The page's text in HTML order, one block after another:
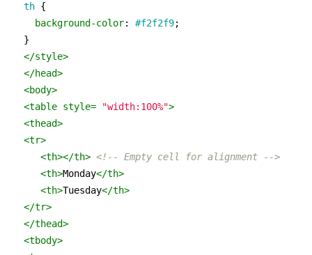
th {
background-color: #f2f2f9;
</style>
</head>
<body>
<table style= "width:100%">
<thead>
<tr>
<th></th> <!-- Empty cell for alignment -->
<th>Monday</th>
<th>Tuesday</th>
</tr>
</thead>
<tbody>